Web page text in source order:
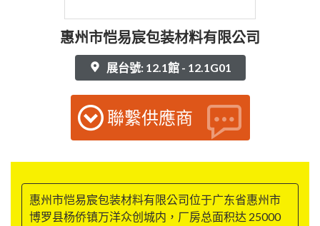
惠州市恺易宸包装材料有限公司
展台號: 12.1館 - 12.1G01
聯繫供應商
惠州市恺易宸包装材料有限公司位于广东省惠州市
博罗县杨侨镇万洋众创城内，厂房总面积达 25000